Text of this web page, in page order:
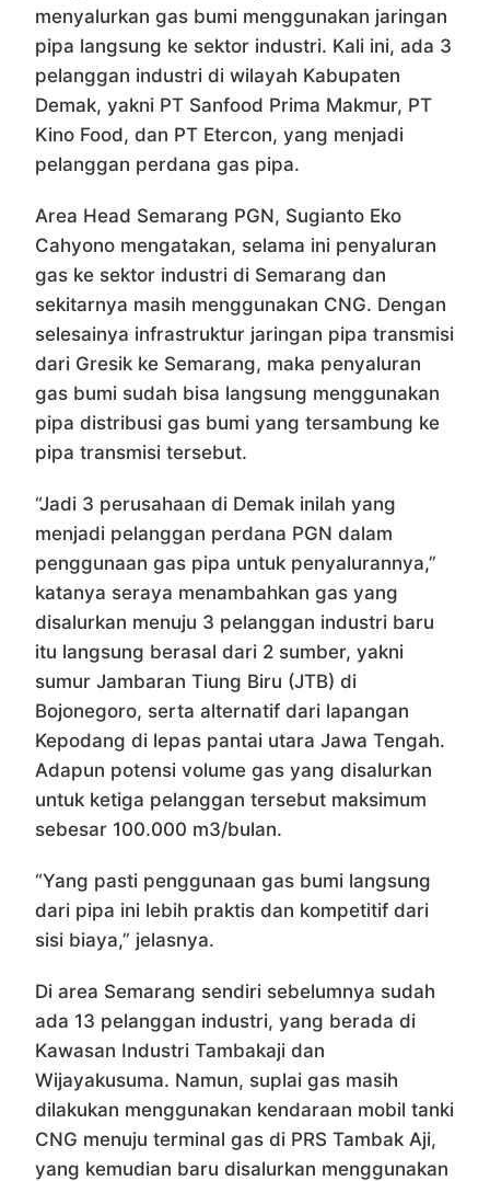
menyalurkan gas bumi menggunakan jaringan
pipa langsung ke sektor industri. Kali ini, ada 3
pelanggan industri di wilayah Kabupaten
Demak, yakni PT Sanfood Prima Makmur, PT
Kino Food, dan PT Etercon, yang menjadi
pelanggan perdana gas pipa.
Area Head Semarang PGN, Sugianto Eko
Cahyono mengatakan, selama ini penyaluran
gas ke sektor industri di Semarang dan
sekitarnya masih menggunakan CNG. Dengan
selesainya infrastruktur jaringan pipa transmisi
dari Gresik ke Semarang, maka penyaluran
gas bumi sudah bisa langsung menggunakan
pipa distribusi gas bumi yang tersambung ke
pipa transmisi tersebut.
“Jadi 3 perusahaan di Demak inilah yang
menjadi pelanggan perdana PGN dalam
penggunaan gas pipa untuk penyalurannya,”
katanya seraya menambahkan gas yang
disalurkan menuju 3 pelanggan industri baru
itu langsung berasal dari 2 sumber, yakni
sumur Jambaran Tiung Biru (JTB) di
Bojonegoro, serta alternatif dari lapangan
Kepodang di lepas pantai utara Jawa Tengah.
Adapun potensi volume gas yang disalurkan
untuk ketiga pelanggan tersebut maksimum
sebesar 100.000 m3/bulan.
“Yang pasti penggunaan gas bumi langsung
dari pipa ini lebih praktis dan kompetitif dari
sisi biaya,” jelasnya.
Di area Semarang sendiri sebelumnya sudah
ada 13 pelanggan industri, yang berada di
Kawasan Industri Tambakaji dan
Wijayakusuma. Namun, suplai gas masih
dilakukan menggunakan kendaraan mobil tanki
CNG menuju terminal gas di PRS Tambak Aji,
yang kemudian baru disalurkan menggunakan